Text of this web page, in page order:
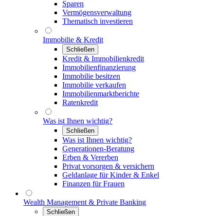
Sparen
Vermögensverwaltung
Thematisch investieren
Immobilie & Kredit
Schließen
Kredit & Immobilienkredit
Immobilienfinanzierung
Immobilie besitzen
Immobilie verkaufen
Immobilienmarktberichte
Ratenkredit
Was ist Ihnen wichtig?
Schließen
Was ist Ihnen wichtig?
Generationen-Beratung
Erben & Vererben
Privat vorsorgen & versichern
Geldanlage für Kinder & Enkel
Finanzen für Frauen
Wealth Management & Private Banking
Schließen